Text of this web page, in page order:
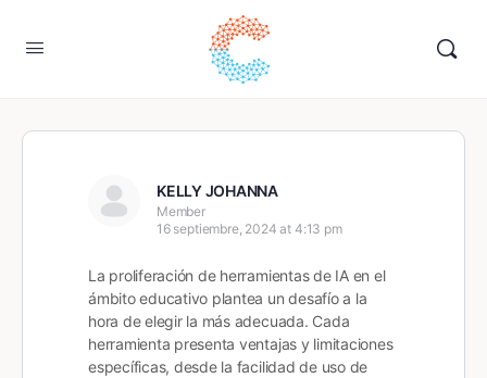
KELLY JOHANNA
Member
16 septiembre, 2024 at 4:13 pm
La proliferación de herramientas de IA en el
ámbito educativo plantea un desafío a la
hora de elegir la más adecuada. Cada
herramienta presenta ventajas y limitaciones
específicas, desde la facilidad de uso de